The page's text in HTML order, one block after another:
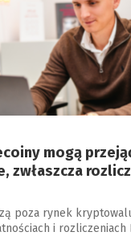
mogą
zwłaszcza
poza rynek
i rozliczeniach